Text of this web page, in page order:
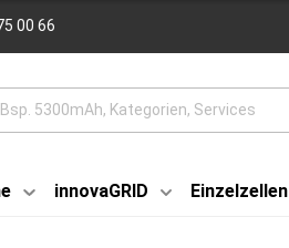
00 66
innovaGRID Einzelzellen